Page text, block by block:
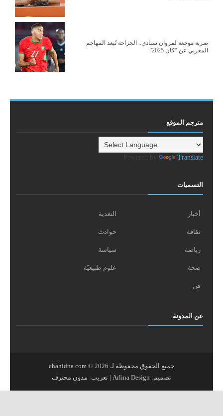
ضربة موجعة لمروان سنادي.. الجراحة تُبعد المهاجم
المغربي عن “كان 2025”
مترجم الموقع
Translate
التسميات
أخبار التغدية
ثقافة حوادث
رياضة سياسة
صحة علوم طبيعيّة
فن
عن المدونة
جميع الحقوق محفوظة لـ chahidna.com© 2026
تصميم: Arlina Design | تعريب: مدون محترف